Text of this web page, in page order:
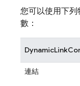
您可以使用下
數：
連結